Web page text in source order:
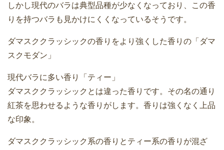
しかし現代のバラは典型品種が少なくなっており、この香
りを持つバラも見かけにくくなっているそうです。
ダマスククラッシックの香りをより強くした香りの「ダマ
スクモダン」
現代バラに多い香り「ティー」
ダマスククラッシックとは違った香りです。その名の通り
紅茶を思わせるような香りがします。香りは強くなく上品
な印象。
ダマスククラッシック系の香りとティー系の香りが混ざ